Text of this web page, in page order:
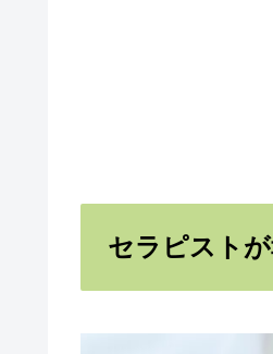
セラピスト